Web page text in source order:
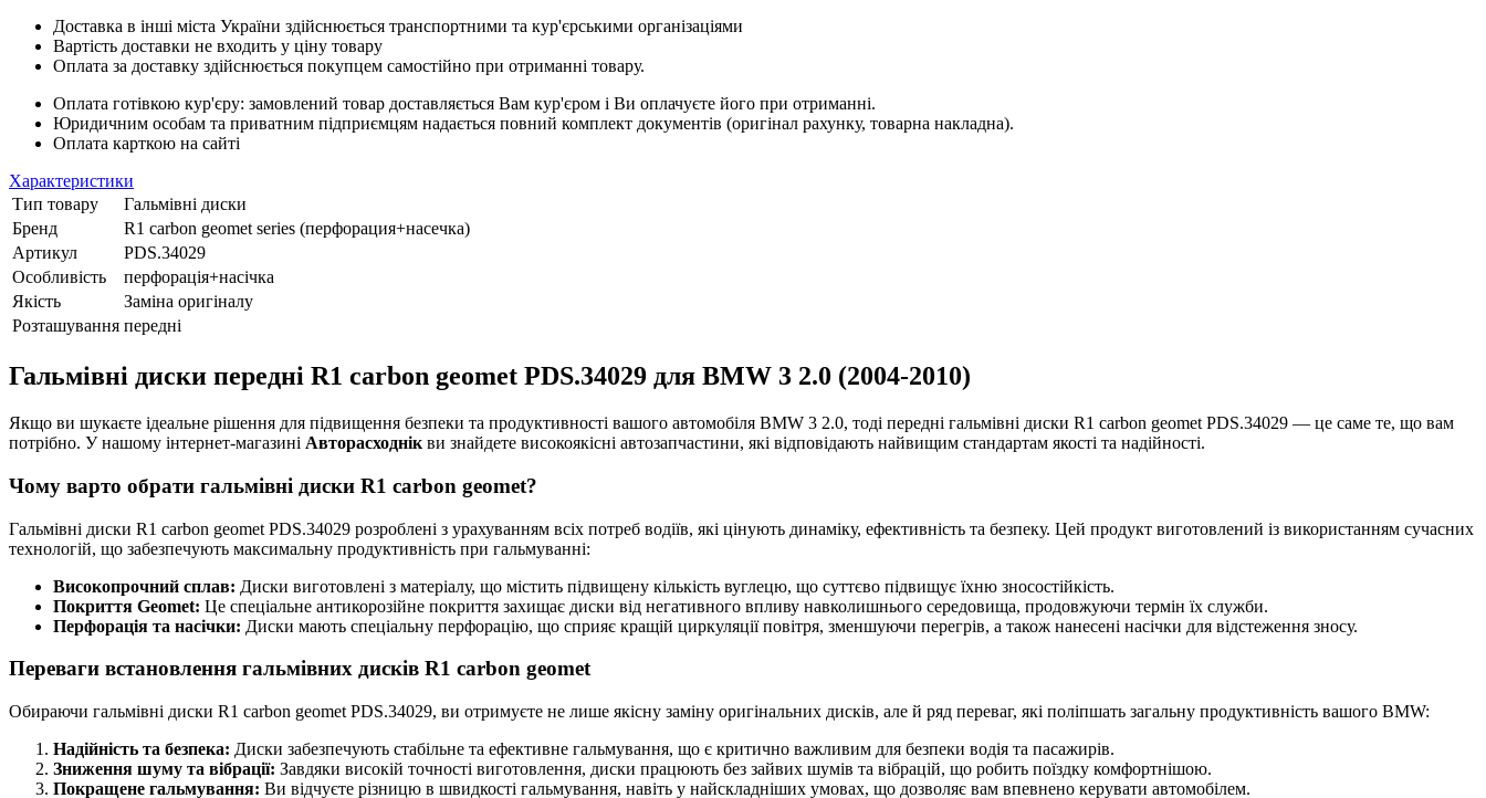
Доставка в інші міста України здійснюється транспортними та кур'єрськими організаціями
Вартість доставки не входить у ціну товару
Оплата за доставку здійснюється покупцем самостійно при отриманні товару.
Оплата готівкою кур'єру: замовлений товар доставляється Вам кур'єром і Ви оплачуєте його при отриманні.
Юридичним особам та приватним підприємцям надається повний комплект документів (оригінал рахунку, товарна накладна).
Оплата карткою на сайті
Характеристики
Тип товару
Гальмівні диски
Бренд
R1 carbon geomet series (перфорация+насечка)
Артикул
PDS.34029
Особливість
перфорація+насічка
Якість
Заміна оригіналу
Розташування передні
Гальмівні диски передні R1 carbon geomet PDS.34029 для BMW 3 2.0 (2004-2010)
Якщо ви шукаєте ідеальне рішення для підвищення безпеки та продуктивності вашого автомобіля BMW 3 2.0, тоді передні гальмівні диски R1 carbon geomet PDS.34029 — це саме те, що вам
потрібно. У нашому інтернет-магазині Авторасходнік ви знайдете високоякісні автозапчастини, які відповідають найвищим стандартам якості та надійності.
Чому варто обрати гальмівні диски R1 carbon geomet?
Гальмівні диски R1 carbon geomet PDS.34029 розроблені з урахуванням всіх потреб водіїв, які цінують динаміку, ефективність та безпеку. Цей продукт виготовлений із використанням сучасних
технологій, що забезпечують максимальну продуктивність при гальмуванні:
Високопрочний сплав: Диски виготовлені з матеріалу, що містить підвищену кількість вуглецю, що суттєво підвищує їхню зносостійкість.
Покриття Geomet: Це спеціальне антикорозійне покриття захищає диски від негативного впливу навколишнього середовища, продовжуючи термін їх служби.
Перфорація та насічки: Диски мають спеціальну перфорацію, що сприяє кращій циркуляції повітря, зменшуючи перегрів, а також нанесені насічки для відстеження зносу.
Переваги встановлення гальмівних дисків R1 carbon geomet
Обираючи гальмівні диски R1 carbon geomet PDS.34029, ви отримуєте не лише якісну заміну оригінальних дисків, але й ряд переваг, які поліпшать загальну продуктивність вашого BMW:
Надійність та безпека: Диски забезпечують стабільне та ефективне гальмування, що є критично важливим для безпеки водія та пасажирів.
Зниження шуму та вібрації: Завдяки високій точності виготовлення, диски працюють без зайвих шумів та вібрацій, що робить поїздку комфортнішою.
Покращене гальмування: Ви відчуєте різницю в швидкості гальмування, навіть у найскладніших умовах, що дозволяє вам впевнено керувати автомобілем.